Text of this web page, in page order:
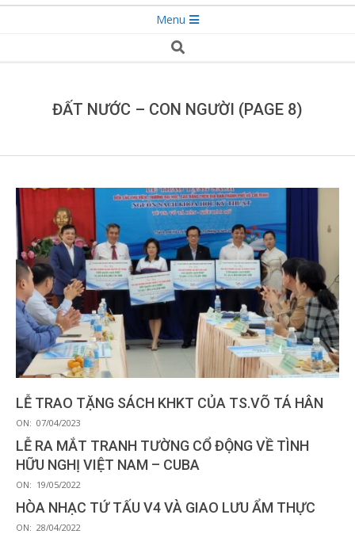
Menu
Search
ĐẤT NƯỚC – CON NGƯỜI (PAGE 8)
LỄ TRAO TẶNG SÁCH KHKT CỦA TS.VÕ TÁ HÂN
2023-
04-
07
ON: 07/04/2023
LỄ RA MẮT TRANH TƯỜNG CỔ ĐỘNG VỀ TÌNH
HỮU NGHỊ VIỆT NAM – CUBA
2022-
05-
ON: 19/05/2022
HÒA NHẠC TỨ TẤU V4 VÀ GIAO LƯU ẨM THỰC
2022-
ON: 28/04/2022